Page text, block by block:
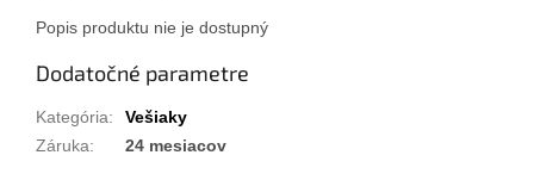
Popis produktu nie je dostupný
Dodatočné parametre
Kategória:
Vešiaky
Záruka: 24 mesiacov